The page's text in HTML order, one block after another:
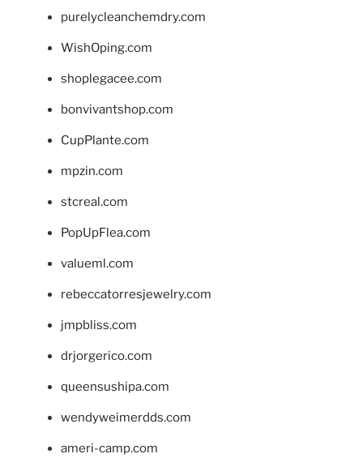
purelycleanchemdry.com
WishOping.com
shoplegacee.com
bonvivantshop.com
CupPlante.com
mpzin.com
stcreal.com
PopUpFlea.com
valueml.com
rebeccatorresjewelry.com
jmpbliss.com
drjorgerico.com
queensushipa.com
wendyweimerdds.com
ameri-camp.com